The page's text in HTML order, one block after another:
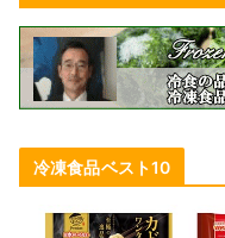
冷凍食品ベスト10